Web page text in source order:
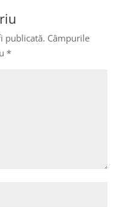
publicată. Câmpurile
*